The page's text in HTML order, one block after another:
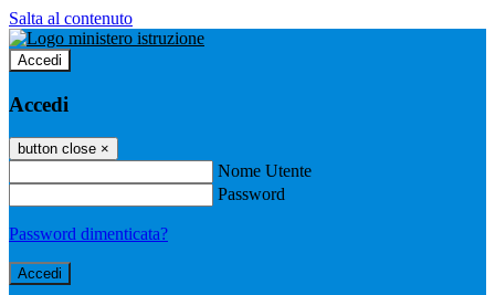
Salta al contenuto
Accedi
Accedi
button close ×
Nome Utente
Password
Password dimenticata?